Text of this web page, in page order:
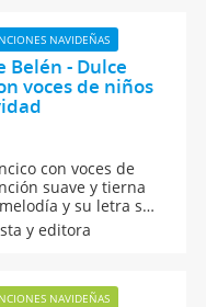
NAVIDEÑAS
Belén - Dulce
voces de niños
con voces de
suave y tierna
y su letra son
o
además de saber
y editora
NAVIDEÑAS